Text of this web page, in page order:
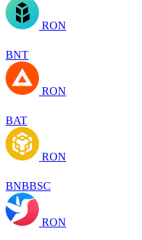
RON
BNT
RON
BAT
RON
BNBBSC
RON